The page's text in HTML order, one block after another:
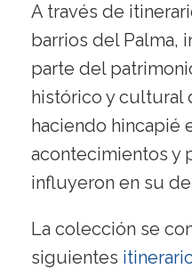
A través de
barrios del Palma,
parte del
histórico y cultural
haciendo hincapié
acontecimientos y
influyeron en su
La colección se
siguientes